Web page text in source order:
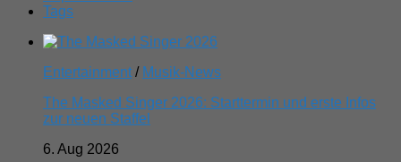
Tags
Entertainment / Musik-News
The Masked Singer 2026: Starttermin und erste Infos
zur neuen Staffel
6. Aug 2026